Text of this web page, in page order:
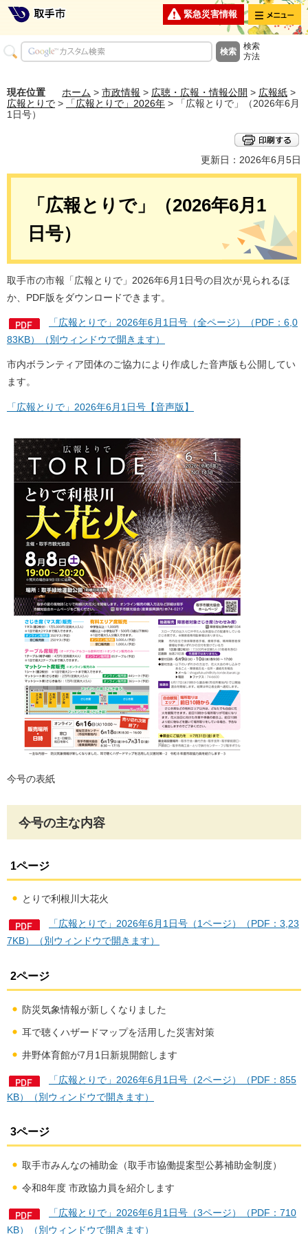
緊急災害情報 メニュー
検索
方法
現在位置 ホーム > 市政情報 > 広聴・広報・情報公開 > 広報紙 >
広報とりで > 「広報とりで」2026年 > 「広報とりで」（2026年6月
1日号）
更新日：2026年6月5日
「広報とりで」（2026年6月1
日号）
取手市の市報「広報とりで」2026年6月1日号の目次が見られるほ
か、PDF版をダウンロードできます。
「広報とりで」2026年6月1日号（全ページ）（PDF：6,0
83KB）（別ウィンドウで開きます）
市内ボランティア団体のご協力により作成した音声版も公開してい
ます。
「広報とりで」2026年6月1日号【音声版】
今号の表紙
今号の主な内容
1ページ
とりで利根川大花火
「広報とりで」2026年6月1日号（1ページ）（PDF：3,23
7KB）（別ウィンドウで開きます）
2ページ
防災気象情報が新しくなりました
耳で聴くハザードマップを活用した災害対策
井野体育館が7月1日新規開館します
「広報とりで」2026年6月1日号（2ページ）（PDF：855
KB）（別ウィンドウで開きます）
3ページ
取手市みんなの補助金（取手市協働提案型公募補助金制度）
令和8年度 市政協力員を紹介します
「広報とりで」2026年6月1日号（3ページ）（PDF：710
KB）（別ウィンドウで開きます）